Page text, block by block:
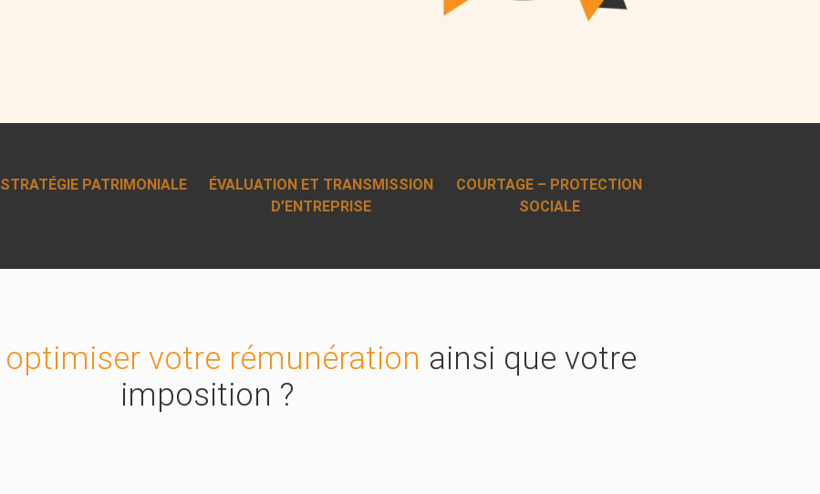
STRATÉGIE PATRIMONIALE
ÉVALUATION ET TRANSMISSION
D’ENTREPRISE
COURTAGE – PROTECTION
SOCIALE
optimiser votre rémunération ainsi que votre
imposition ?